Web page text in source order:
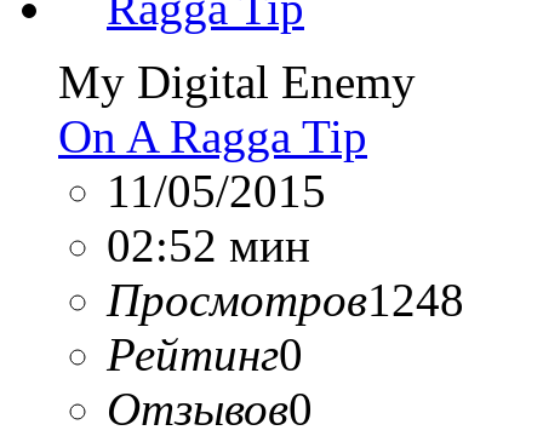
My Digital Enemy
On A Ragga Tip
11/05/2015
02:52 мин
Просмотров1248
Рейтинг0
Отзывов0